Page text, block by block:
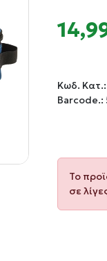
Κωδ. Κατ.:
Barcode.:
Το
σε